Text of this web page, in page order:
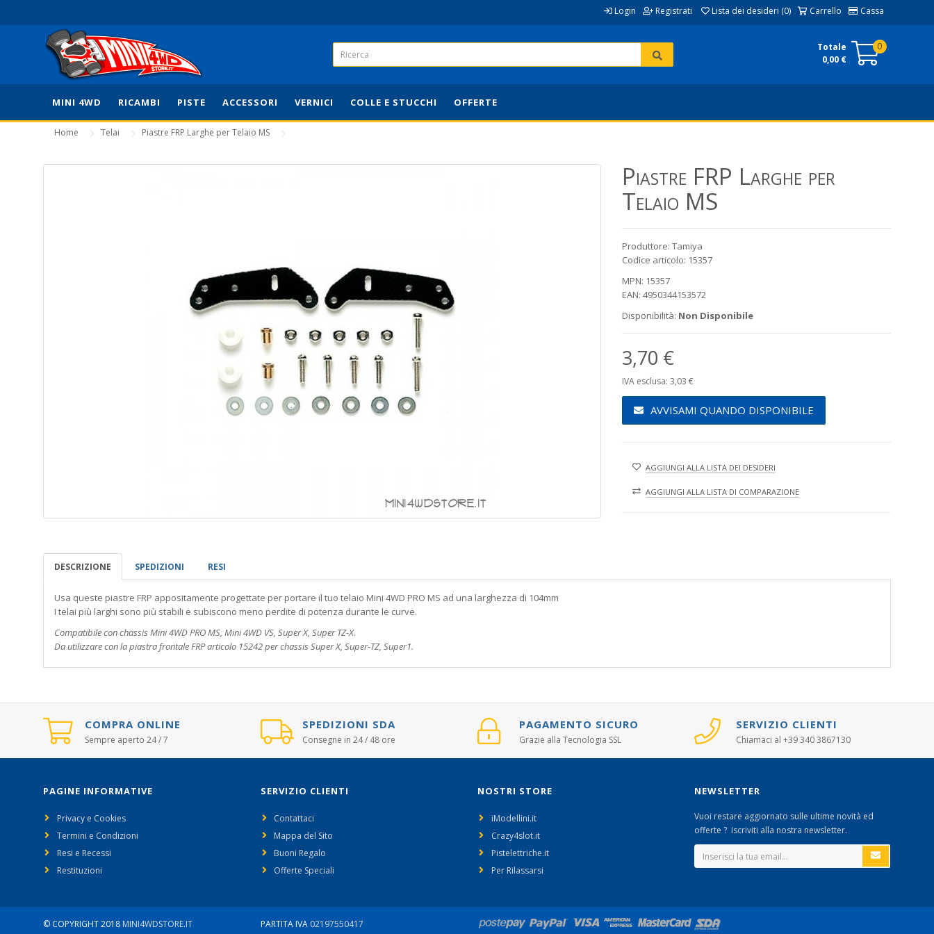
Login Registrati Lista dei desideri (0) Carrello Cassa
0
Totale
0,00 €
MINI 4WD RICAMBI PISTE ACCESSORI VERNICI COLLE E STUCCHI OFFERTE
Home Telai Piastre FRP Larghe per Telaio MS
Piastre FRP Larghe per
Telaio MS
Produttore: Tamiya
Codice articolo: 15357
MPN: 15357
EAN: 4950344153572
Disponibilità: Non Disponibile
3,70 €
IVA esclusa: 3,03 €
AVVISAMI QUANDO DISPONIBILE
AGGIUNGI ALLA LISTA DEI DESIDERI
AGGIUNGI ALLA LISTA DI COMPARAZIONE
DESCRIZIONE SPEDIZIONI RESI
Usa queste piastre FRP appositamente progettate per portare il tuo telaio Mini 4WD PRO MS ad una larghezza di 104mm
I telai più larghi sono più stabili e subiscono meno perdite di potenza durante le curve.
Compatibile con chassis Mini 4WD PRO MS, Mini 4WD VS, Super X, Super TZ-X.
Da utilizzare con la piastra frontale FRP articolo 15242 per chassis Super X, Super-TZ, Super1.
COMPRA ONLINE
Sempre aperto 24 / 7
SPEDIZIONI SDA
Consegne in 24 / 48 ore
PAGAMENTO SICURO
Grazie alla Tecnologia SSL
SERVIZIO CLIENTI
Chiamaci al +39 340 3867130
PAGINE INFORMATIVE
Privacy e Cookies
Termini e Condizioni
Resi e Recessi
Restituzioni
SERVIZIO CLIENTI
Contattaci
Mappa del Sito
Buoni Regalo
Offerte Speciali
NOSTRI STORE
iModellini.it
Crazy4slot.it
Pistelettriche.it
Per Rilassarsi
NEWSLETTER
Vuoi restare aggiornato sulle ultime novità ed
offerte ? Iscriviti alla nostra newsletter.
© COPYRIGHT 2018 MINI4WDSTORE.IT PARTITA IVA 02197550417